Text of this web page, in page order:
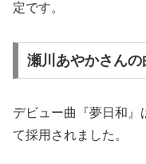
定です。
瀬川あやかさんの
デビュー曲『夢日和』
て採用されました。